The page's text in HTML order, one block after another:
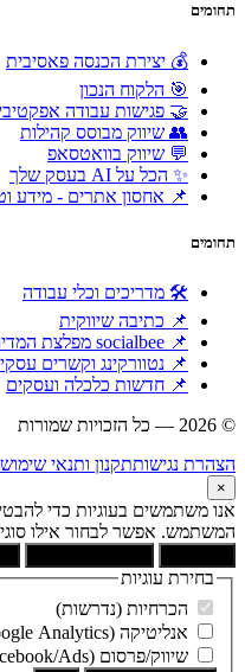
תחומים
💰 יצירת הכנסה פאסיבית
🎯 הלקוח הנכון
🤝 פגישות עבודה
👥 שיווק מבוסס קהילות
💬 שיווק בוואטסאפ
✨ הכל על AI בעסק שלך
📌 אחסון אתרים - מידע
תחומים
🛠 מדריכים וכלי עבודה
📌 כתיבה שיווקית
📌 socialbee מפלצת המדיה
📌 נטוורקינג וקשרים
📌 חדשות כלכלה ועסקים
© 2026 — כל הזכויות שמורות
הצהרת נגישותתקנון ותנאי שימוש
×
אנו משתמשים בעוגיות כדי
המשתמש. אפשר לבחור אילו סוגי
בחירת עוגיות
הכרחיות (נדרשות)
אנליטיקה (Google Analytics)
שיווק/פרסום (Facebook/Ads)